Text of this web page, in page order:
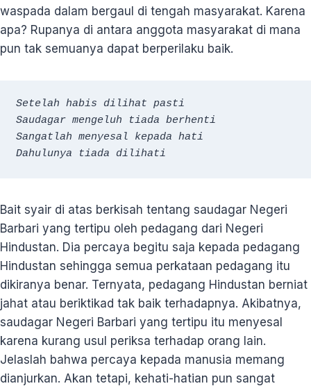
waspada dalam bergaul di tengah masyarakat. Karena
apa? Rupanya di antara anggota masyarakat di mana
pun tak semuanya dapat berperilaku baik.
Setelah habis dilihat pasti
Saudagar mengeluh tiada berhenti
Sangatlah menyesal kepada hati
Dahulunya tiada dilihati
Bait syair di atas berkisah tentang saudagar Negeri
Barbari yang tertipu oleh pedagang dari Negeri
Hindustan. Dia percaya begitu saja kepada pedagang
Hindustan sehingga semua perkataan pedagang itu
dikiranya benar. Ternyata, pedagang Hindustan berniat
jahat atau beriktikad tak baik terhadapnya. Akibatnya,
saudagar Negeri Barbari yang tertipu itu menyesal
karena kurang usul periksa terhadap orang lain.
Jelaslah bahwa percaya kepada manusia memang
dianjurkan. Akan tetapi, kehati-hatian pun sangat